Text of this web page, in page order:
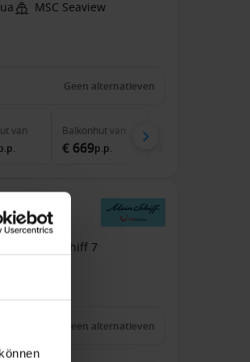
MSC Seaview
Geen alternatieven
van Balkonhutvan
€ 669p.p.
Mein Schiff 7
Geen alternatieven